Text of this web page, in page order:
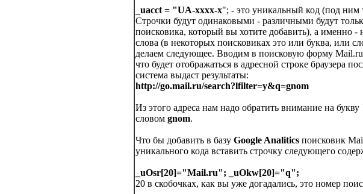
_uacct = "UA-xxxx-x"; - это уникальный код (под ним
Строчки будут одинаковыми - различными будут
поисковика, который вы хотите добавить), а именно
слова (в некоторых поисковиках это или буква, или
делаем следующее. Вводим в поисковую форму
что будет отображаться в адресной строке браузера
система выдаст результаты:
http://go.mail.ru/search?lfilter=y&q=gnom
Из этого адреса нам надо обратить внимание на букву
словом gnom.
Что бы добавить в базу Google Analitics поисковик
уникального кода вставить строчку следующего
_uOsr[20]="Mail.ru"; _uOkw[20]="q";
20 в скобочках, как вы уже догадались, это номер